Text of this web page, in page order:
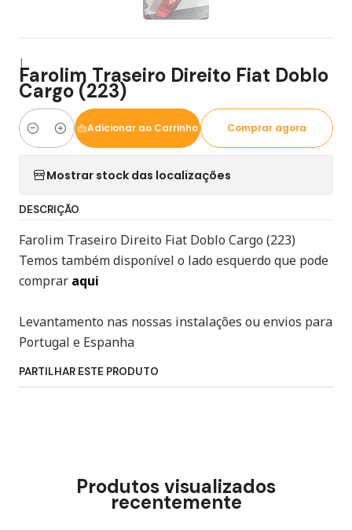
|
Farolim Traseiro Direito Fiat Doblo
Cargo (223)
Quantidade
Adicionar ao Carrinho Comprar agora
Mostrar stock das localizações
DESCRIÇÃO
Farolim Traseiro Direito Fiat Doblo Cargo (223)
Temos também disponível o lado esquerdo que pode
comprar aqui
Levantamento nas nossas instalações ou envios para
Portugal e Espanha
PARTILHAR ESTE PRODUTO
Produtos visualizados
recentemente